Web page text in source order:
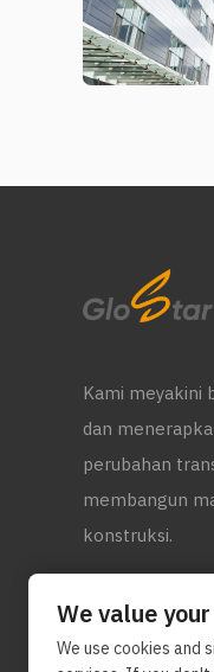
Kami meyakini
dan
perubahan
membangun
konstruksi.
We value
We use cookies and